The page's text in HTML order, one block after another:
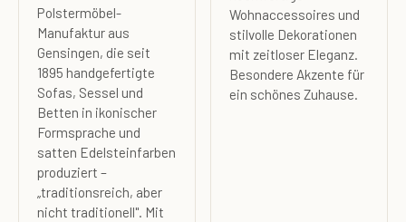
Polstermöbel-
Manufaktur aus
Gensingen, die seit
1895 handgefertigte
Sofas, Sessel und
Betten in ikonischer
Formsprache und
satten Edelsteinfarben
produziert –
„traditionsreich, aber
nicht traditionell". Mit
Wohnaccessoires und
stilvolle Dekorationen
mit zeitloser Eleganz.
Besondere Akzente für
ein schönes Zuhause.